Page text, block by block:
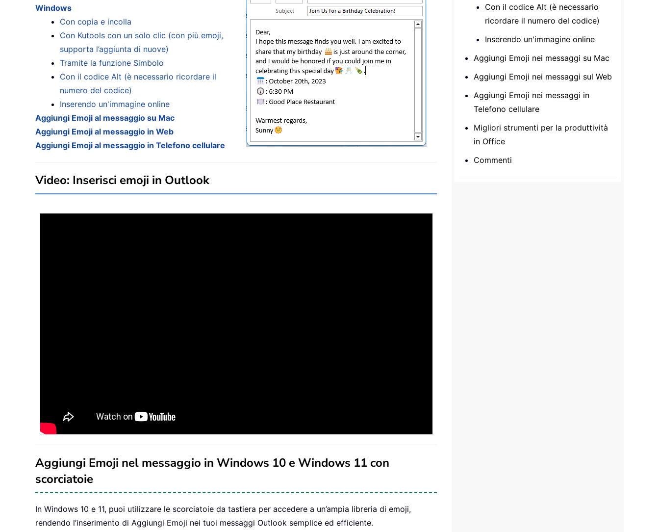
Windows
Con copia e incolla
Con Kutools con un solo clic (con più emoji,
supporta l’aggiunta di nuove)
Tramite la funzione Simbolo
Con il codice Alt (è necessario ricordare il
numero del codice)
Inserendo un'immagine online
Aggiungi Emoji al messaggio su Mac
Aggiungi Emoji al messaggio in Web
Aggiungi Emoji al messaggio in Telefono cellulare
Video: Inserisci emoji in Outlook
Aggiungi Emoji nel messaggio in Windows 10 e Windows 11 con
scorciatoie
In Windows 10 e 11, puoi utilizzare le scorciatoie da tastiera per accedere a un’ampia libreria di emoji,
rendendo l’inserimento di Aggiungi Emoji nei tuoi messaggi Outlook semplice ed efficiente.
Con il codice Alt (è necessario
ricordare il numero del codice)
Inserendo un'immagine online
Aggiungi Emoji nei messaggi su Mac
Aggiungi Emoji nei messaggi sul Web
Aggiungi Emoji nei messaggi in
Telefono cellulare
Migliori strumenti per la produttività
in Office
Commenti